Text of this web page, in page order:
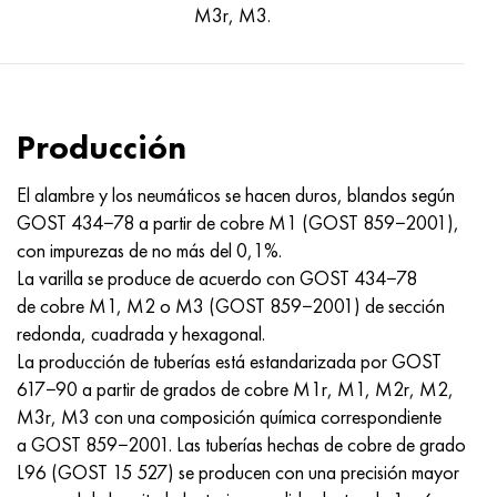
M3r, M3.
Producción
El alambre y los neumáticos se hacen duros, blandos según
GOST 434−78 a partir de cobre M1 (GOST 859−2001),
con impurezas de no más del 0,1%.
La varilla se produce de acuerdo con GOST 434−78
de cobre M1, M2 o M3 (GOST 859−2001) de sección
redonda, cuadrada y hexagonal.
La producción de tuberías está estandarizada por GOST
617−90 a partir de grados de cobre M1r, M1, M2r, M2,
M3r, M3 con una composición química correspondiente
a GOST 859−2001. Las tuberías hechas de cobre de grado
L96 (GOST 15 527) se producen con una precisión mayor
Nimónico 263
Haynes 230
Hastelloy b2
Hastelloy b3
hastelloy c4
hastelloy c22
AM-355 - ams 5547
Tubería resistente a la corrosión
50X14MF
95X18
ac35g2, 36smnpb14, 1.0765
38x2n2ma, 34CrNiMo6, 40NiCrMo7
38XA, 37Cr4, AISI 5135
38HN3MFA, 35nicrmov12-5
40G, 40Mn4, AISI 1035
38XM, 42CrMo4, AISI 1.7225
40ХН, 36NiCr6, AISI 3135